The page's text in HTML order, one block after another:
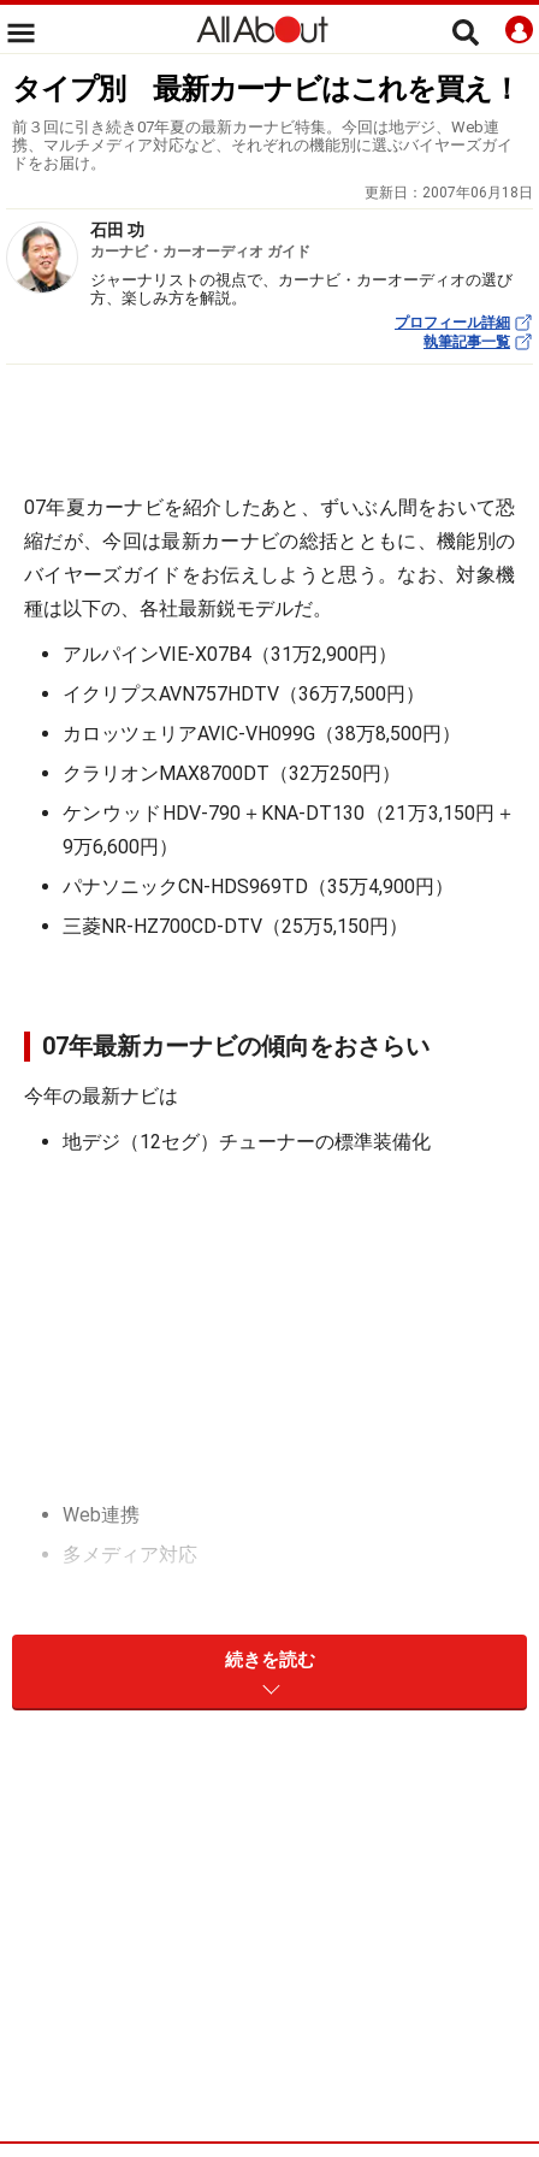
タイプ別 最新カーナビはこれを買え！
前３回に引き続き07年夏の最新カーナビ特集。今回は地デジ、Web連
携、マルチメディア対応など、それぞれの機能別に選ぶバイヤーズガイ
ドをお届け。
更新日： 2007年06月18日
石田 功
カーナビ・カーオーディオ ガイド
ジャーナリストの視点で、カーナビ・カーオーディオの選び
方、楽しみ方を解説。
プロフィール詳細
執筆記事一覧
07年夏カーナビを紹介したあと、ずいぶん間をおいて恐
縮だが、今回は最新カーナビの総括とともに、機能別の
バイヤーズガイドをお伝えしようと思う。なお、対象機
種は以下の、各社最新鋭モデルだ。
アルパインVIE-X07B4（31万2,900円）
イクリプスAVN757HDTV（36万7,500円）
カロッツェリアAVIC-VH099G（38万8,500円）
クラリオンMAX8700DT（32万250円）
ケンウッドHDV-790＋KNA-DT130（21万3,150円＋
9万6,600円）
パナソニックCN-HDS969TD（35万4,900円）
三菱NR-HZ700CD-DTV（25万5,150円）
07年最新カーナビの傾向をおさらい
今年の最新ナビは
地デジ（12セグ）チューナーの標準装備化
Web連携
多メディア対応
だ。その中でまず地デジの標準装備化は、昨年から始ま
った流れである。パナソニックがいち早く取り組み、そ
の後、他社が追随した。
続きを読む